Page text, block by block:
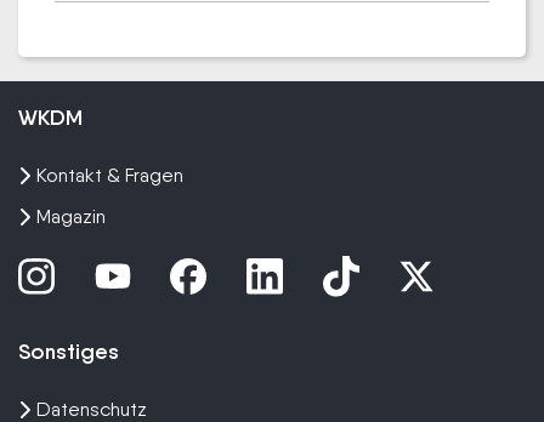
WKDM
Kontakt & Fragen
Magazin
Sonstiges
Datenschutz